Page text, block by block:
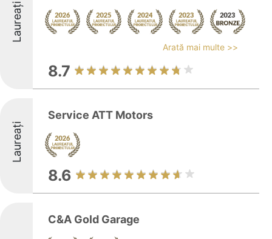
Laureați
Arată mai multe >>
8.7
Laureați
Service ATT Motors
8.6
C&A Gold Garage